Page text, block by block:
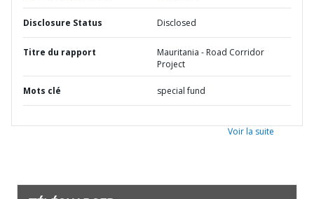
Disclosure Status Disclosed
Titre du rapport
Mauritania - Road Corridor
Project
Mots clé special fund
Voir la suite